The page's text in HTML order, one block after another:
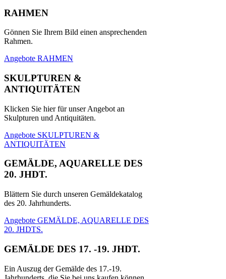
RAHMEN
Gönnen Sie Ihrem Bild einen ansprechenden
Rahmen.
Angebote RAHMEN
SKULPTUREN &
ANTIQUITÄTEN
Klicken Sie hier für unser Angebot an
Skulpturen und Antiquitäten.
Angebote SKULPTUREN &
ANTIQUITÄTEN
GEMÄLDE, AQUARELLE DES
20. JHDT.
Blättern Sie durch unseren Gemäldekatalog
des 20. Jahrhunderts.
Angebote GEMÄLDE, AQUARELLE DES
20. JHDTS.
GEMÄLDE DES 17. -19. JHDT.
Ein Auszug der Gemälde des 17.-19.